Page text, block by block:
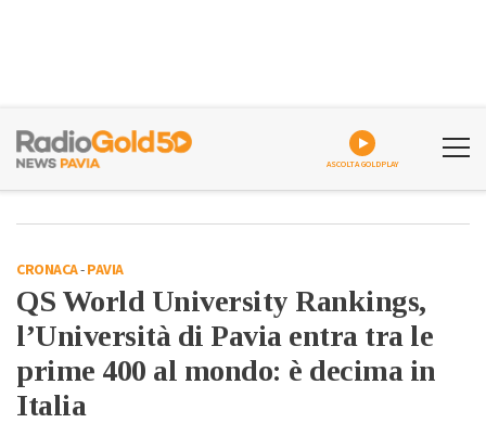
ASCOLTA GOLDPLAY
CRONACA-PAVIA
QS World University Rankings,
l’Università di Pavia entra tra le
prime 400 al mondo: è decima in
Italia